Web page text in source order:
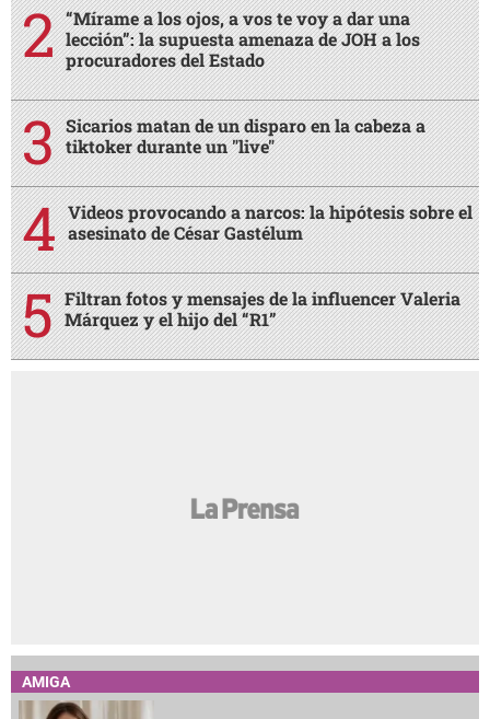
“Mírame a los ojos, a vos te voy a dar una
lección”: la supuesta amenaza de JOH a los
procuradores del Estado
Sicarios matan de un disparo en la cabeza a
tiktoker durante un "live"
Videos provocando a narcos: la hipótesis sobre el
asesinato de César Gastélum
Filtran fotos y mensajes de la influencer Valeria
Márquez y el hijo del “R1”
AMIGA